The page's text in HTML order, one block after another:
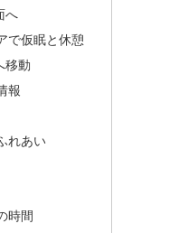
へ
で仮眠と休憩
移動
報
れあい
時間